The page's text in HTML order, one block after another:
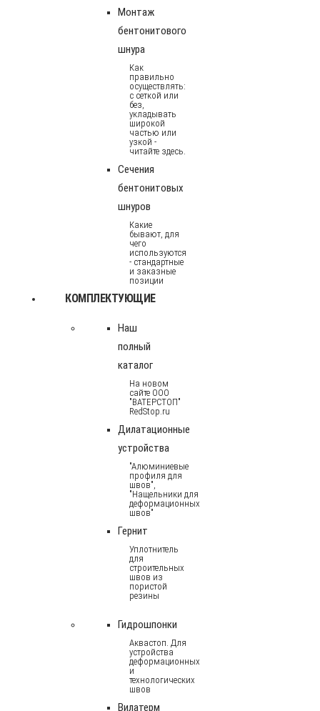
Монтаж
бентонитового
шнура
Как
правильно
осуществлять:
с сеткой или
без,
укладывать
широкой
частью или
узкой -
читайте здесь.
Сечения
бентонитовых
шнуров
Какие
бывают, для
чего
используются
- стандартные
и заказные
позиции
КОМПЛЕКТУЮЩИЕ
Наш
полный
каталог
На новом
сайте ООО
"ВАТЕРСТОП"
RedStop.ru
Дилатационные
устройства
"Алюминиевые
профиля для
швов",
"Нащельники для
деформационных
швов"
Гернит
Уплотнитель
для
строительных
швов из
пористой
резины
Гидрошпонки
Аквастоп. Для
устройства
деформационных
и
технологических
швов
Вилатерм